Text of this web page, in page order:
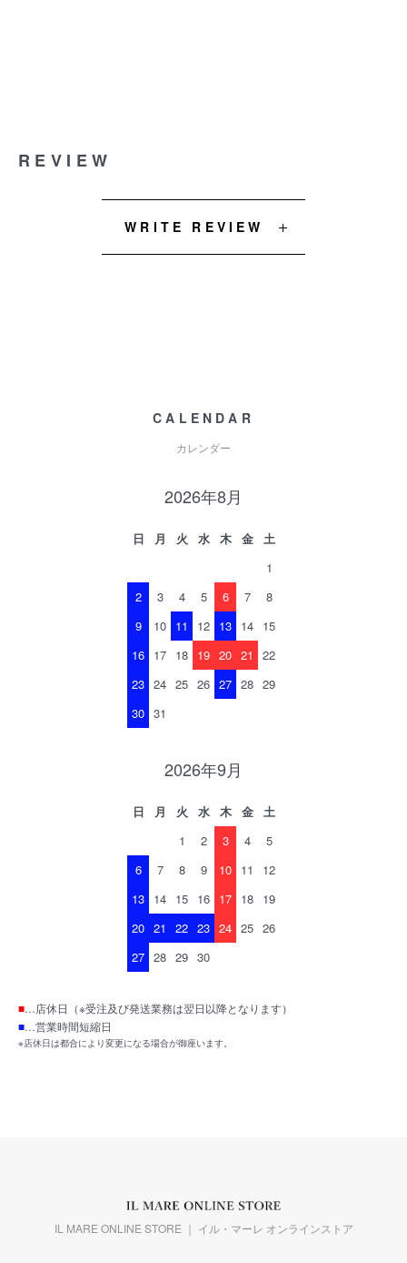
REVIEW
WRITE REVIEW
CALENDAR
カレンダー
2026年8月
日 月 火 水 木 金
土
1
2
3 4 5 6 7
8
9
10 11 12 13 14 15
16 17 18 19 20 21
22
23 24 25 26 27 28 29
30 31
2026年9月
日 月 火 水 木 金
土
1
2 3 4
5
6
7 8 9 10 11
12
13 14 15 16 17 18 19
20 21 22 23 24 25 26
27 28 29 30
■…店休日（※受注及び発送業務は翌日以降となります）
■…営業時間短縮日
※店休日は都合により変更になる場合が御座います。
IL MARE ONLINE STORE ｜ イル・マーレ オンラインストア